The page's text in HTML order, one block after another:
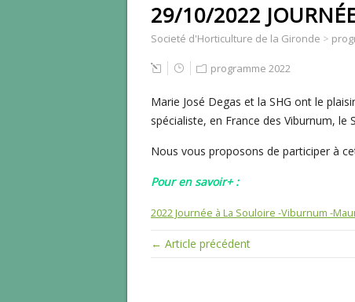
29/10/2022
Societé d'Horticulture de la Gironde >
programme 2022
Marie José Degas et la SHG ont le
spécialiste, en France des Viburnum,
Nous vous proposons de participer à
Pour en savoir+ :
2022 Journée à La Souloire -Viburnum -
← Article précédent